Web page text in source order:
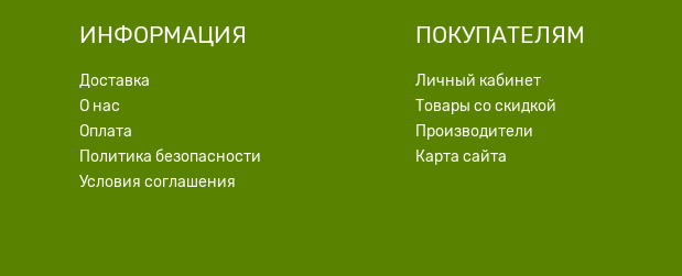
ИНФОРМАЦИЯ
Доставка
О нас
Оплата
Политика безопасности
Условия соглашения
ПОКУПАТЕЛЯМ
Личный кабинет
Товары со скидкой
Производители
Карта сайта